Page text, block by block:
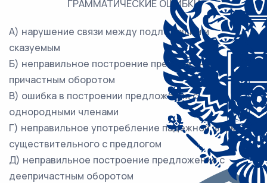
ГРАММАТИЧЕСКИЕ ОШИБКИ
А) нарушение связи между подлежащим и
сказуемым
Б) неправильное построение предложения с
причастным оборотом
В) ошибка в построении предложения с
однородными членами
Г) неправильное употребление падежной формы
существительного с предлогом
Д) неправильное построение предложения с
деепричастным оборотом